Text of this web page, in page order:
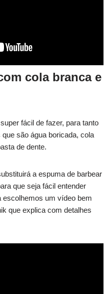
cola branca e
fácil de fazer, para tanto
são água boricada, cola
de dente.
a espuma de barbear
que seja fácil entender
um vídeo bem
que explica com detalhes